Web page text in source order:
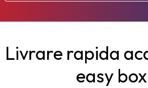
Livrare rapida
easy